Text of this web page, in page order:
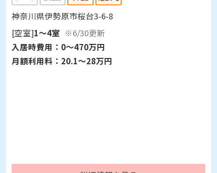
神奈川県伊勢原市桜台3-6-8
[空室]1～4室 ※6/30更新
入居時費用： 0～470万円
月額利用料： 20.1～28万円